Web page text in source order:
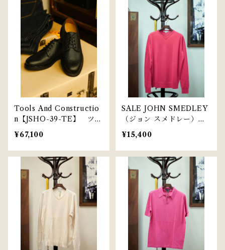
Tools And Constructio
n【JSHO-39-TE】 ツー
ルズ アンド コンストラク
ション
¥67,100
SALE JOHN SMEDLEY
（ジョン スメドレー）【J
JS-009-P】
¥15,400